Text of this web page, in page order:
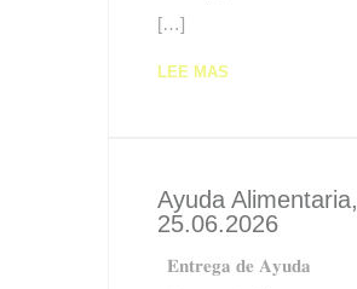
[…]
LEE MAS
Ayuda Alimentaria,
25.06.2026
𝐄𝐧𝐭𝐫𝐞𝐠𝐚 𝐝𝐞 𝐀𝐲𝐮𝐝𝐚